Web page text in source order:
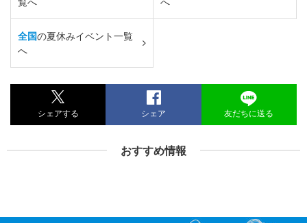
全国の夏休みイベント一覧
へ
シェアする シェア 友だちに送る
おすすめ情報